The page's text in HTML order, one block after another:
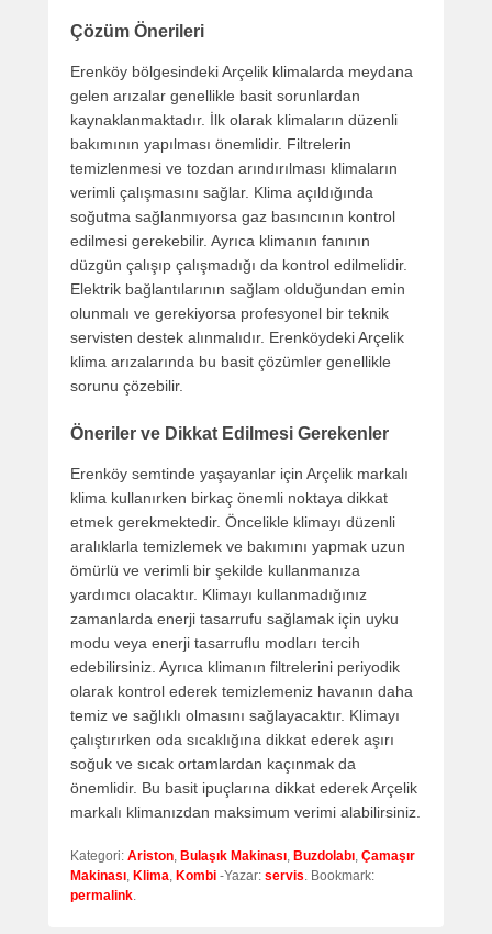
Çözüm Önerileri
Erenköy bölgesindeki Arçelik klimalarda meydana
gelen arızalar genellikle basit sorunlardan
kaynaklanmaktadır. İlk olarak klimaların düzenli
bakımının yapılması önemlidir. Filtrelerin
temizlenmesi ve tozdan arındırılması klimaların
verimli çalışmasını sağlar. Klima açıldığında
soğutma sağlanmıyorsa gaz basıncının kontrol
edilmesi gerekebilir. Ayrıca klimanın fanının
düzgün çalışıp çalışmadığı da kontrol edilmelidir.
Elektrik bağlantılarının sağlam olduğundan emin
olunmalı ve gerekiyorsa profesyonel bir teknik
servisten destek alınmalıdır. Erenköydeki Arçelik
klima arızalarında bu basit çözümler genellikle
sorunu çözebilir.
Öneriler ve Dikkat Edilmesi Gerekenler
Erenköy semtinde yaşayanlar için Arçelik markalı
klima kullanırken birkaç önemli noktaya dikkat
etmek gerekmektedir. Öncelikle klimayı düzenli
aralıklarla temizlemek ve bakımını yapmak uzun
ömürlü ve verimli bir şekilde kullanmanıza
yardımcı olacaktır. Klimayı kullanmadığınız
zamanlarda enerji tasarrufu sağlamak için uyku
modu veya enerji tasarruflu modları tercih
edebilirsiniz. Ayrıca klimanın filtrelerini periyodik
olarak kontrol ederek temizlemeniz havanın daha
temiz ve sağlıklı olmasını sağlayacaktır. Klimayı
çalıştırırken oda sıcaklığına dikkat ederek aşırı
soğuk ve sıcak ortamlardan kaçınmak da
önemlidir. Bu basit ipuçlarına dikkat ederek Arçelik
markalı klimanızdan maksimum verimi alabilirsiniz.
Kategori: Ariston, Bulaşık Makinası, Buzdolabı, Çamaşır
Makinası, Klima, Kombi -Yazar: servis. Bookmark:
permalink.